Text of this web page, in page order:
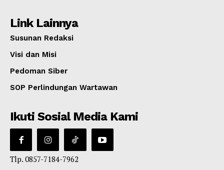
Link Lainnya
Susunan Redaksi
Visi dan Misi
Pedoman Siber
SOP Perlindungan Wartawan
Ikuti Sosial Media Kami
Tlp. 0857-7184-7962